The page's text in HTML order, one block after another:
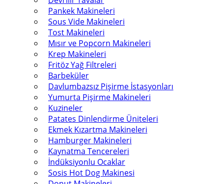
Pankek Makineleri
Sous Vide Makineleri
Tost Makineleri
Mısır ve Popcorn Makineleri
Krep Makineleri
Fritöz Yağ Filtreleri
Barbeküler
Davlumbazsız Pişirme İstasyonları
Yumurta Pişirme Makineleri
Kuzineler
Patates Dinlendirme Üniteleri
Ekmek Kızartma Makineleri
Hamburger Makineleri
Kaynatma Tencereleri
İndüksiyonlu Ocaklar
Sosis Hot Dog Makinesi